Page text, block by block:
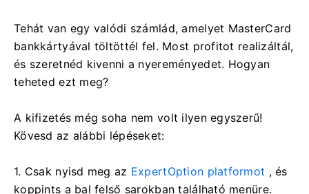
Tehát van egy valódi számlád, amelyet MasterCard
bankkártyával töltöttél fel. Most profitot realizáltál,
és szeretnéd kivenni a nyereményedet. Hogyan
teheted ezt meg?
A kifizetés még soha nem volt ilyen egyszerű!
Kövesd az alábbi lépéseket:
1. Csak nyisd meg az ExpertOption platformot , és
koppints a bal felső sarokban található menüre.